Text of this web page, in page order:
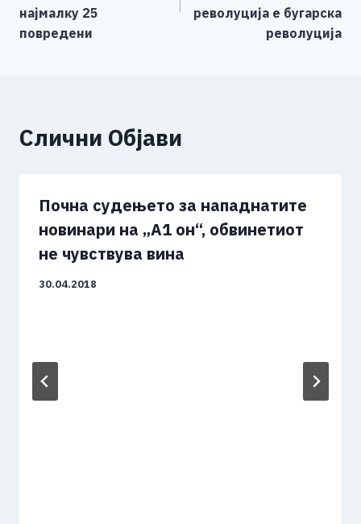
k
најмалку 25
повредени
револуција е бугарска
револуција
Слични Објави
Почна судењето за нападнатите
новинари на „А1 он“, обвинетиот
не чувствува вина
30.04.2018